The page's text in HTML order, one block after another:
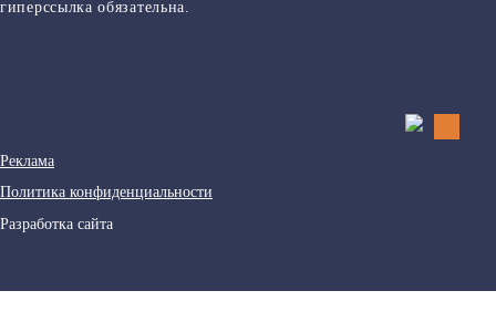
гиперссылка обязательна.
Реклама
Политика конфиденциальности
Разработка сайта